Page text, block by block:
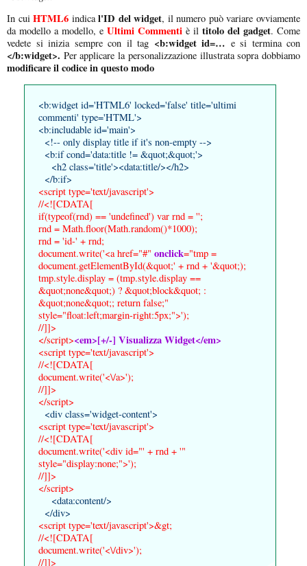
In cuiHTML6 indical'ID del widget, il numero può variare ovviamente
da modello a modello, e Ultimi Commenti è il titolo del gadget. Come
vedete si inizia sempre con il tag <b:widget id=… e si termina con
</b:widget>. Per applicare la personalizzazione illustrata sopra dobbiamo
modificare il codice in questo modo
<b:widget id='HTML6' locked='false' title='ultimi
commenti' type='HTML'>
<b:includable id='main'>
<!-- only display title if it's non-empty -->
<b:if cond='data:title != &quot;&quot;'>
<h2 class='title'><data:title/></h2>
</b:if>
<script type='text/javascript'>
//<![CDATA[
if(typeof(rnd) == 'undefined') var rnd = '';
rnd = Math.floor(Math.random()*1000);
rnd = 'id-' + rnd;
document.write('<a href="#" onclick="tmp =
document.getElementById(&quot;' + rnd + '&quot;);
tmp.style.display = (tmp.style.display ==
&quot;none&quot;) ? &quot;block&quot; :
&quot;none&quot;; return false;"
style="float:left;margin-right:5px;">');
//]]>
</script><em>[+/-] Visualizza Widget</em>
<script type='text/javascript'>
//<![CDATA[
document.write('<\/a>');
//]]>
</script>
<div class='widget-content'>
<script type='text/javascript'>
//<![CDATA[
document.write('<div id="' + rnd + '"
style="display:none;">');
//]]>
</script>
<data:content/>
</div>
<script type='text/javascript'>&gt;
//<![CDATA[
document.write('<\/div>');
//]]>